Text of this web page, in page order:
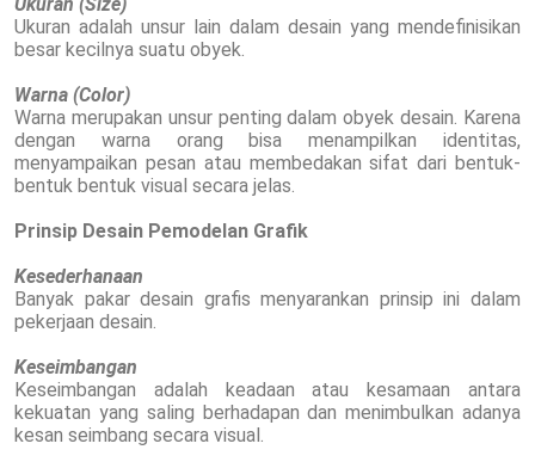
Ukuran adalah unsur lain dalam desain yang mendefinisikan
besar kecilnya suatu obyek.
Warna (Color)
Warna merupakan unsur penting dalam obyek desain. Karena
dengan warna orang bisa menampilkan identitas,
menyampaikan pesan atau membedakan sifat dari bentuk-
bentuk bentuk visual secara jelas.
Prinsip Desain Pemodelan Grafik
Kesederhanaan
Banyak pakar desain grafis menyarankan prinsip ini dalam
pekerjaan desain.
Keseimbangan
Keseimbangan adalah keadaan atau kesamaan antara
kekuatan yang saling berhadapan dan menimbulkan adanya
kesan seimbang secara visual.